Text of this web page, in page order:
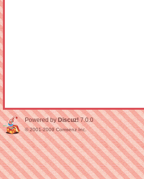
Powered byDiscuz! 7.0.0
© 2001-2009Comsenz Inc.